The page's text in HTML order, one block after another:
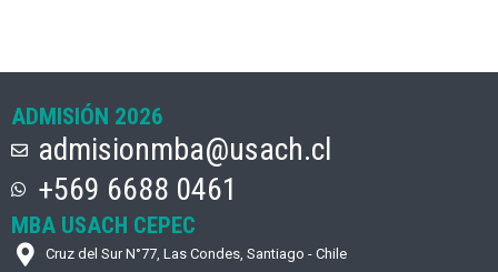
ADMISIÓN 2026
admisionmba@usach.cl
+569 6688 0461
MBA USACH CEPEC
Cruz del Sur N°77, Las Condes, Santiago - Chile